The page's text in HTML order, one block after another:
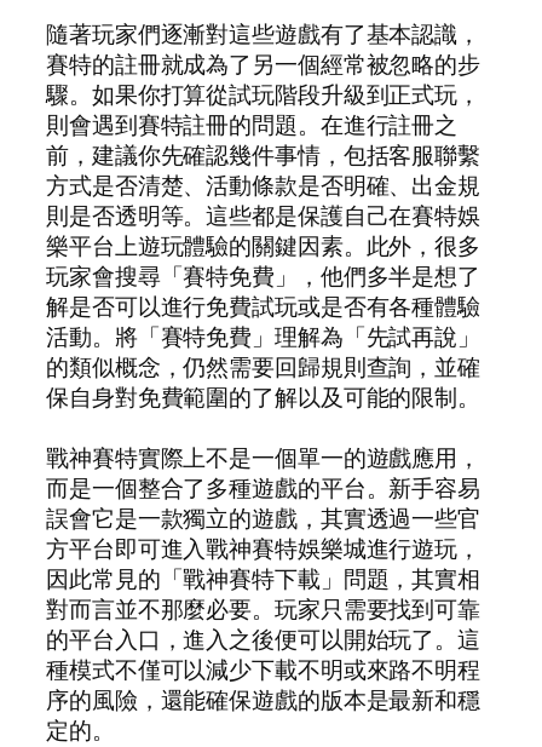
隨著玩家們逐漸對這些遊戲有了基本認識，
賽特的註冊就成為了另一個經常被忽略的步
驟。如果你打算從試玩階段升級到正式玩，
則會遇到賽特註冊的問題。在進行註冊之
前，建議你先確認幾件事情，包括客服聯繫
方式是否清楚、活動條款是否明確、出金規
則是否透明等。這些都是保護自己在賽特娛
樂平台上遊玩體驗的關鍵因素。此外，很多
玩家會搜尋「賽特免費」，他們多半是想了
解是否可以進行免費試玩或是否有各種體驗
活動。將「賽特免費」理解為「先試再說」
的類似概念，仍然需要回歸規則查詢，並確
保自身對免費範圍的了解以及可能的限制。
戰神賽特實際上不是一個單一的遊戲應用，
而是一個整合了多種遊戲的平台。新手容易
誤會它是一款獨立的遊戲，其實透過一些官
方平台即可進入戰神賽特娛樂城進行遊玩，
因此常見的「戰神賽特下載」問題，其實相
對而言並不那麼必要。玩家只需要找到可靠
的平台入口，進入之後便可以開始玩了。這
種模式不僅可以減少下載不明或來路不明程
序的風險，還能確保遊戲的版本是最新和穩
定的。